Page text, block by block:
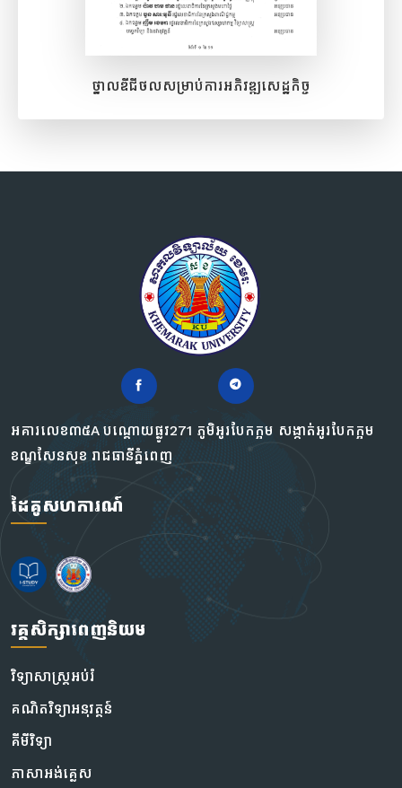
ថ្នាលឌីជីថលសម្រាប់ការអភិវឌ្ឍសេដ្ឋកិច្ច
អគារលេខ៣៥A បណ្ដោយផ្លូវ271 ភូមិអូរបែកក្អម សង្កាត់អូរបែកក្អម
ខណ្ឌសែនសុខ រាជធានីភ្នំពេញ
ដៃគូសហការណ៍
វគ្គសិក្សាពេញនិយម
វិទ្យាសាស្រ្តអប់រំ
គណិតវិទ្យាអនុវត្តន៍
គីមីវិទ្យា
ភាសាអង់គ្លេស